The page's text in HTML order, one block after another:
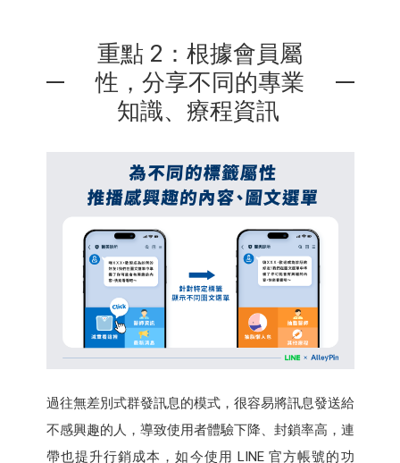
重點 2：根據會員屬
性，分享不同的專業
知識、療程資訊
過往無差別式群發訊息的模式，很容易將訊息發送給
不感興趣的人，導致使用者體驗下降、封鎖率高，連
帶也提升行銷成本，如今使用 LINE 官方帳號的功